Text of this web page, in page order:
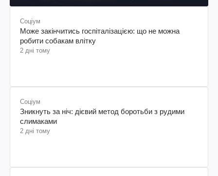
Соціум
Може закінчитись госпіталізацією: що не можна
робити собакам влітку
2 дні тому
Соціум
Зникнуть за ніч: дієвий метод боротьби з рудими
слимаками
2 дні тому